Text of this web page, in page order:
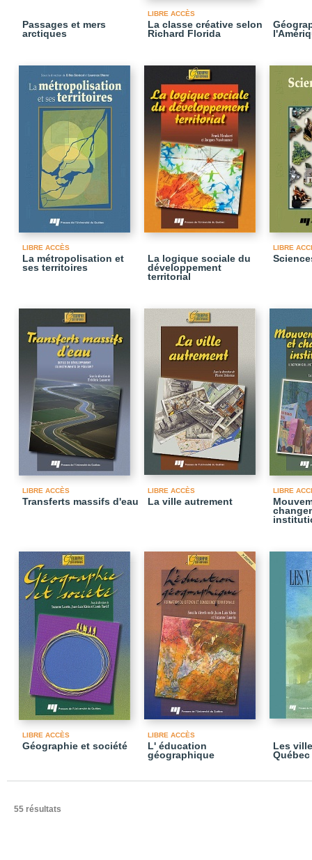
Passages et mers
arctiques
LIBRE ACCÈS
La classe créative selon
Richard Florida
LIBRE ACCÈS
La métropolisation et
ses territoires
La logique sociale du
développement
territorial
LIBRE
LIBRE ACCÈS
Transferts massifs d'eau
LIBRE ACCÈS
La ville autrement
LIBRE
LIBRE ACCÈS
Géographie et société
LIBRE ACCÈS
L' éducation
géographique
Les
Québec
55 résultats